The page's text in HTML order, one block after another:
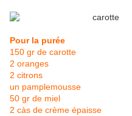
Pour la purée
150 gr de carotte
2 oranges
2 citrons
un pamplemousse
50 gr de miel
2 càs de crème épaisse